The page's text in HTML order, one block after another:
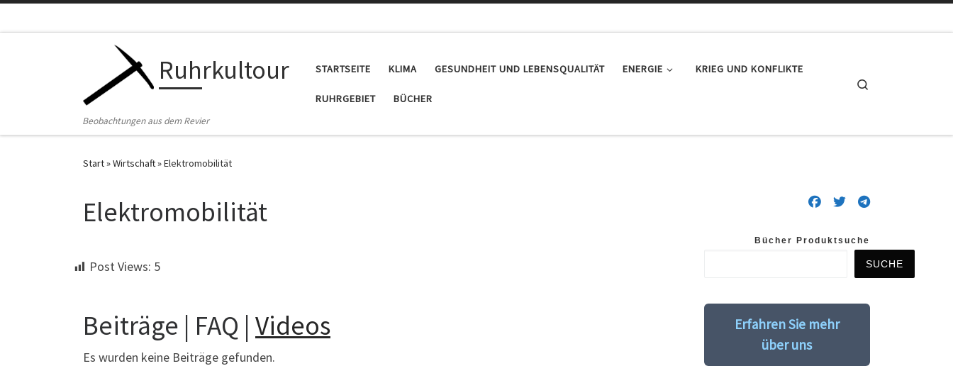
Ruhrkultour
Beobachtungen aus dem Revier
STARTSEITE KLIMA GESUNDHEIT UND LEBENSQUALITÄT ENERGIE KRIEG UND KONFLIKTE
RUHRGEBIET BÜCHER
Start»Wirtschaft»Elektromobilität
Elektromobilität
Post Views: 5
Beiträge | FAQ | Videos
Es wurden keine Beiträge gefunden.
Bücher Produktsuche
SUCHE
Erfahren Sie mehr
über uns